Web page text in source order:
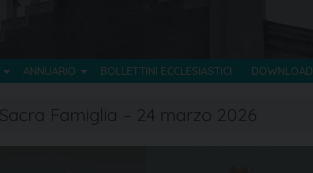
ANNUARIO BOLLETTINI ECCLESIASTICI DOWNLOAD
Famiglia – 24 marzo 2026